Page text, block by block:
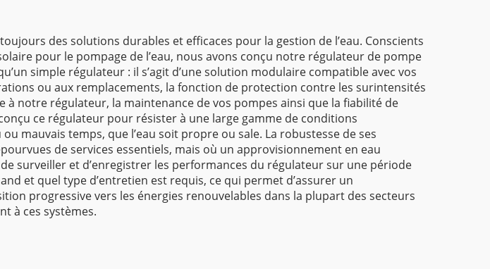
des solutions durables et efficaces pour la gestion de l’eau. Conscients
pour le pompage de l’eau, nous avons conçu notre régulateur de pompe
simple régulateur : il s’agit d’une solution modulaire compatible avec vos
ou aux remplacements, la fonction de protection contre les surintensités
notre régulateur, la maintenance de vos pompes ainsi que la fiabilité de
ce régulateur pour résister à une large gamme de conditions
mauvais temps, que l’eau soit propre ou sale. La robustesse de ses
de services essentiels, mais où un approvisionnement en eau
surveiller et d’enregistrer les performances du régulateur sur une période
et quel type d’entretien est requis, ce qui permet d’assurer un
progressive vers les énergies renouvelables dans la plupart des secteurs
à ces systèmes.